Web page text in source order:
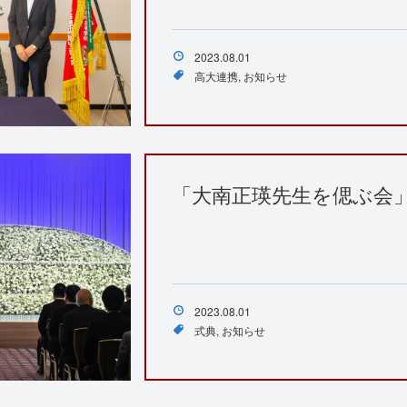
2023.08.01
高大連携 お知らせ
「大南正瑛先生を偲ぶ会
2023.08.01
式典 お知らせ